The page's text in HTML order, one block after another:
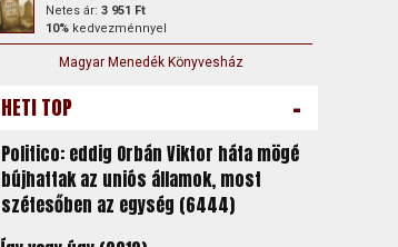
Netes ár: 3 951 Ft
10%kedvezménnyel
Magyar Menedék Könyvesház
HETI TOP -
Politico: eddig Orbán Viktor háta mögé
bújhattak az uniós államok, most
szétesőben az egység (6444)